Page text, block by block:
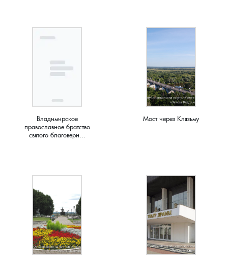
Владимирское
православное братство
святого благоверн...
Мост через Клязьму